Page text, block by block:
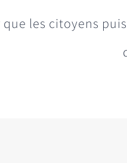
les citoyens